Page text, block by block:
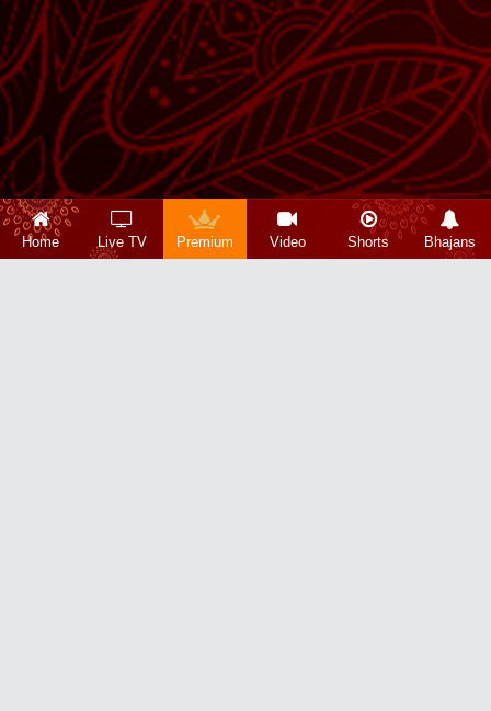
Home Live TV Premium Video Shorts Bhajans